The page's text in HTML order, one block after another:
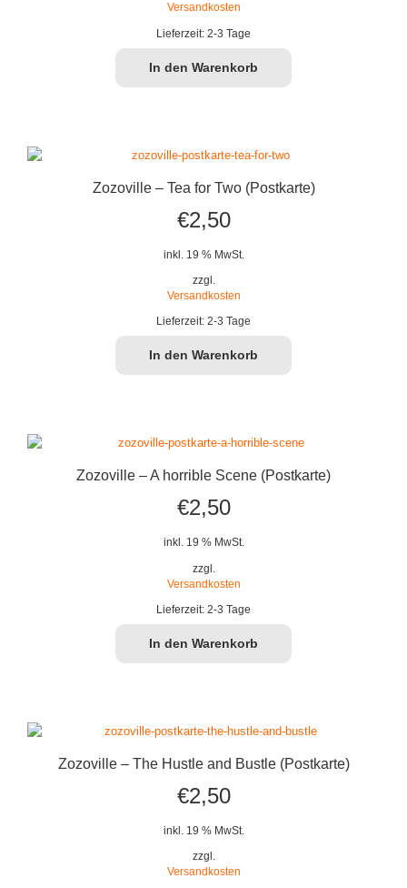
Versandkosten
Lieferzeit: 2-3 Tage
In den Warenkorb
Zozoville – Tea for Two (Postkarte)
€2,50
inkl. 19 % MwSt.
zzgl.
Versandkosten
Lieferzeit: 2-3 Tage
In den Warenkorb
Zozoville – A horrible Scene (Postkarte)
€2,50
inkl. 19 % MwSt.
zzgl.
Versandkosten
Lieferzeit: 2-3 Tage
In den Warenkorb
Zozoville – The Hustle and Bustle (Postkarte)
€2,50
inkl. 19 % MwSt.
zzgl.
Versandkosten